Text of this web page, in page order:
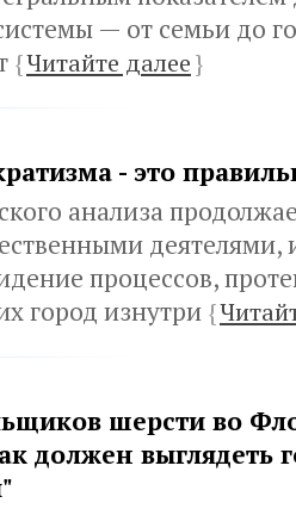
— от семьи до
{Читайте далее}
- это
анализа
процессов,
город изнутри {
шерсти во
должен выглядеть